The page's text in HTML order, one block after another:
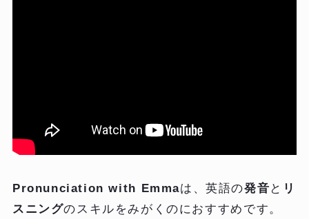
Pronunciation with Emmaは、英語の発音 と リ
スニングのスキルをみがくのにおすすめです。